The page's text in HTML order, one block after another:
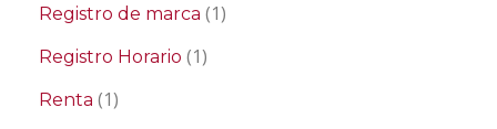
Registro de marca (1)
Registro Horario (1)
Renta (1)